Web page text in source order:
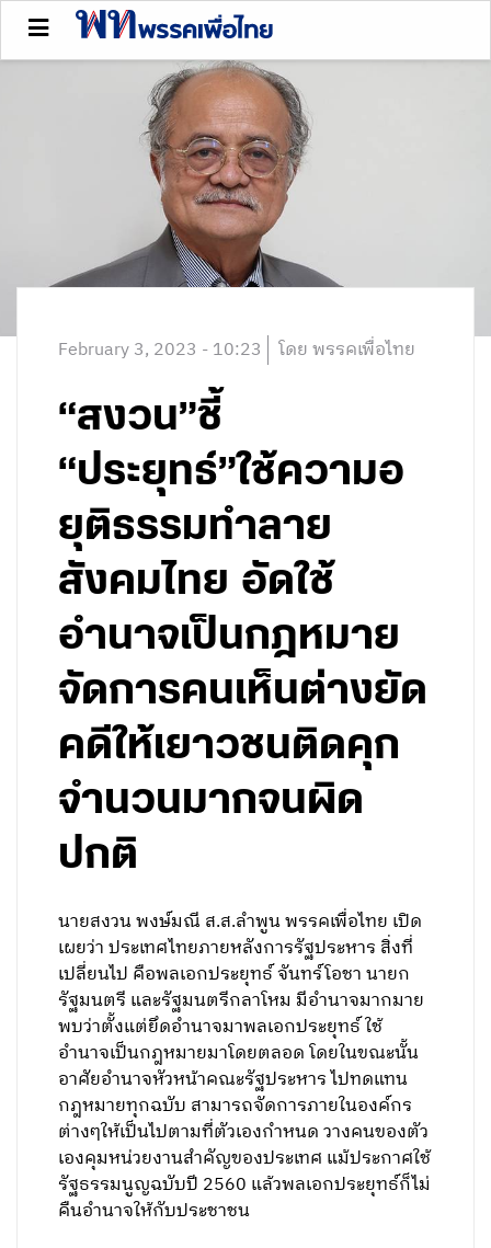
February 3, 2023 - 10:23 โดย พรรคเพื่อไทย
“สงวน”ชี้
“ประยุทธ์”ใช้ความอ
ยุติธรรมทำลาย
สังคมไทย อัดใช้
อำนาจเป็นกฎหมาย
จัดการคนเห็นต่างยัด
คดีให้เยาวชนติดคุก
จำนวนมากจนผิด
ปกติ
นายสงวน พงษ์มณี ส.ส.ลำพูน พรรคเพื่อไทย เปิด
เผยว่า ประเทศไทยภายหลังการรัฐประหาร สิ่งที่
เปลี่ยนไป คือพลเอกประยุทธ์ จันทร์โอชา นายก
รัฐมนตรี และรัฐมนตรีกลาโหม มีอำนาจมากมาย
พบว่าตั้งแต่ยึดอำนาจมาพลเอกประยุทธ์ ใช้
อำนาจเป็นกฎหมายมาโดยตลอด โดยในขณะนั้น
อาศัยอำนาจหัวหน้าคณะรัฐประหาร ไปทดแทน
กฎหมายทุกฉบับ สามารถจัดการภายในองค์กร
ต่างๆให้เป็นไปตามที่ตัวเองกำหนด วางคนของตัว
เองคุมหน่วยงานสำคัญของประเทศ แม้ประกาศใช้
รัฐธรรมนูญฉบับปี 2560 แล้วพลเอกประยุทธ์ก็ไม่
คืนอำนาจให้กับประชาชน